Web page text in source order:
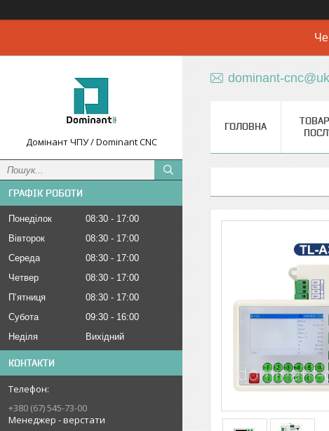
Домінант ЧПУ / Dominant CNC
ГРАФІК РОБОТИ
Понеділок 08:30
17:00
Вівторок
08:30
17:00
Середа
08:30
17:00
Четвер
08:30
17:00
Пʼятниця
08:30
17:00
Субота
09:30
16:00
Неділя
Вихідний
КОНТАКТИ
+380 (67) 545-73-00
Менеджер - верстати
dominant-
ГОЛОВНА